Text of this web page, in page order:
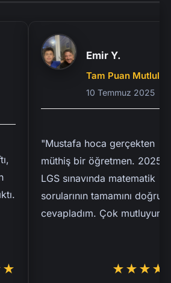
Emir Y.
Tam Puan Mutluluğu
10 Temmuz 2025
"Mustafa hoca gerçekten
müthiş bir öğretmen. 2025
LGS sınavında matematik
sorularının tamamını doğru
cevapladım. Çok mutluyum."
★★★★★